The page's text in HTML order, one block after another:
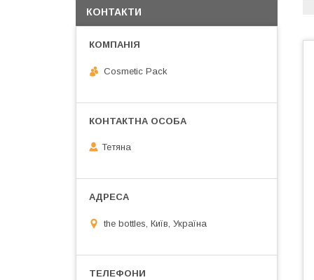
КОНТАКТИ
Cosmetic Pack
Тетяна
the bottles, Київ, Україна